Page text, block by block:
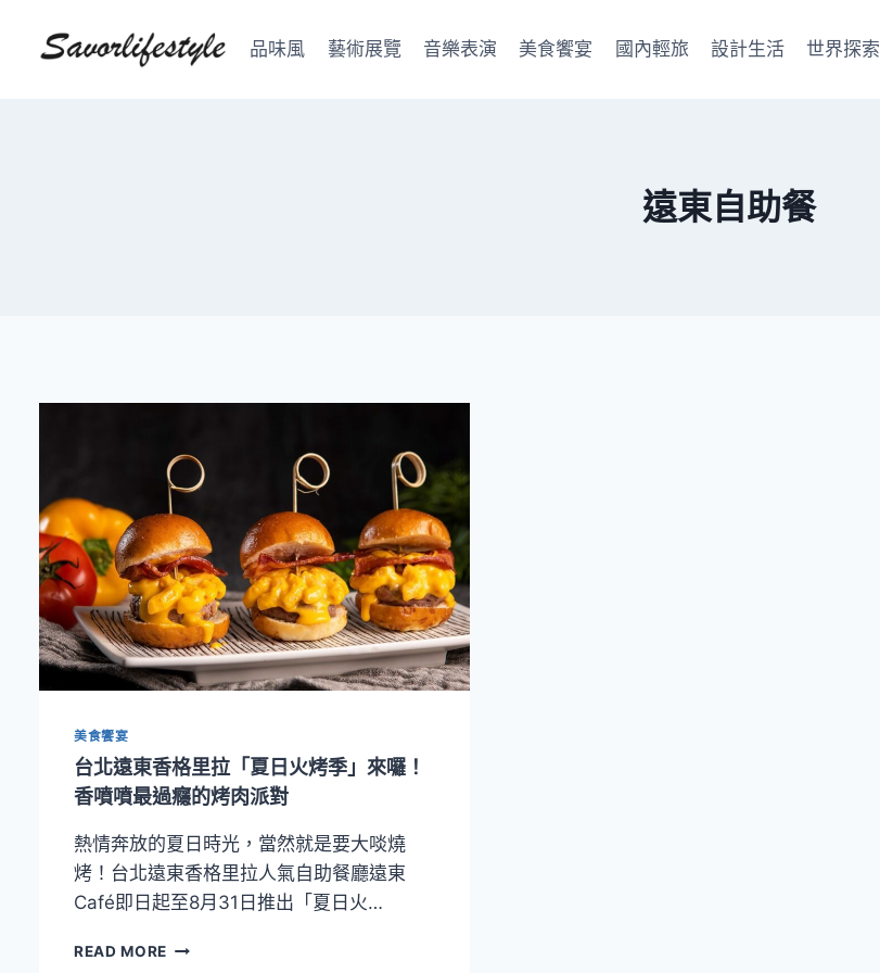
品味風 藝術展覽 音樂表演 美食饗宴 國內輕旅 設計生活 世界探索
遠東自助餐
美食饗宴
台北遠東香格里拉「夏日火烤季」來囉！
香噴噴最過癮的烤肉派對
熱情奔放的夏日時光，當然就是要大啖燒
烤！台北遠東香格里拉人氣自助餐廳遠東
Café即日起至8月31日推出「夏日火…
READ MORE